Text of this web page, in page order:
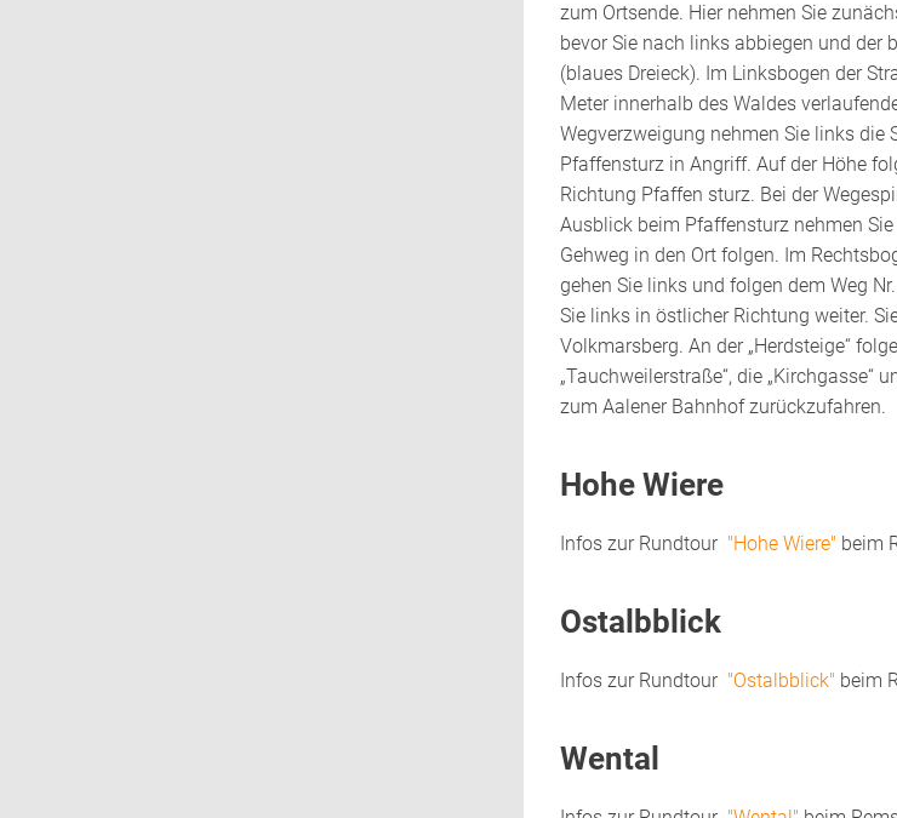
zum Ortsende. Hier nehmen Sie
bevor Sie nach links abbiegen und der
(blaues Dreieck). Im Linksbogen der
Meter innerhalb des Waldes
Wegverzweigung nehmen Sie links
Pfaffensturz in Angriff. Auf der Höhe
Richtung Pfaffen sturz. Bei der
Ausblick beim Pfaffensturz nehmen
Gehweg in den Ort folgen. Im
gehen Sie links und folgen dem Weg
Sie links in östlicher Richtung weiter.
Volkmarsberg. An der „Herdsteige“
„Tauchweilerstraße“, die „Kirchgasse“
zum Aalener Bahnhof zurückzufahren.
Hohe Wiere
Infos zur Rundtour "Hohe Wiere" beim
Ostalbblick
Infos zur Rundtour "Ostalbblick" beim
Wental